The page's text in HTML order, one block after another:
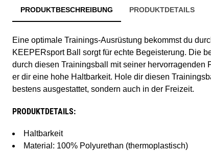
PRODUKTBESCHREIBUNG PRODUKTDETAILS
Eine optimale Trainings-Ausrüstung bekommst du
KEEPERsport Ball sorgt für echte Begeisterung. Die
durch diesen Trainingsball mit seiner hervorragenden
er dir eine hohe Haltbarkeit. Hole dir diesen
bestens ausgestattet, sondern auch in der Freizeit.
PRODUKTDETAILS:
Haltbarkeit
Material: 100% Polyurethan (thermoplastisch)